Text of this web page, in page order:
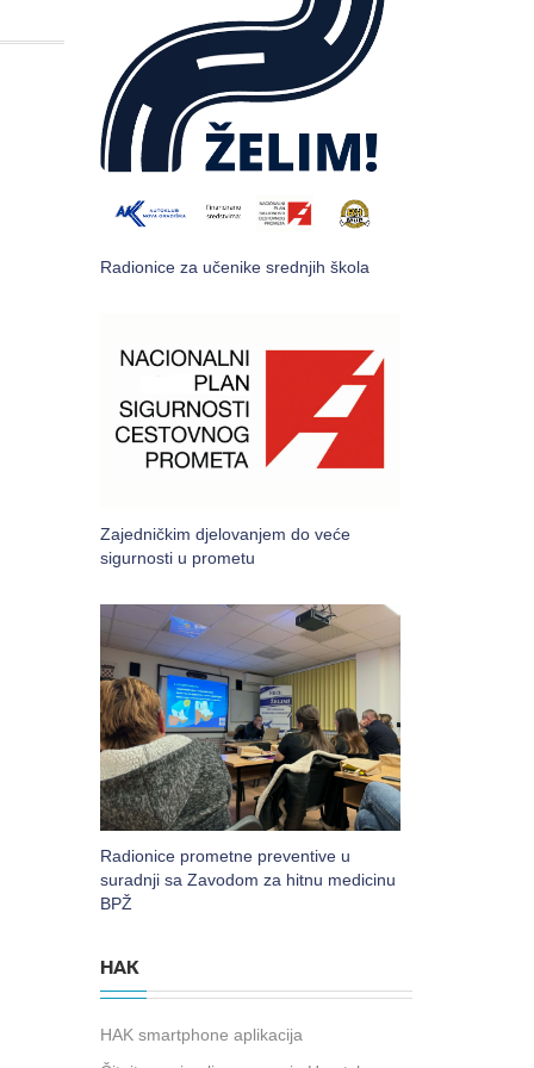
Radionice za učenike srednjih škola
Zajedničkim djelovanjem do veće
sigurnosti u prometu
Radionice prometne preventive u
suradnji sa Zavodom za hitnu medicinu
BPŽ
HAK
HAK smartphone aplikacija